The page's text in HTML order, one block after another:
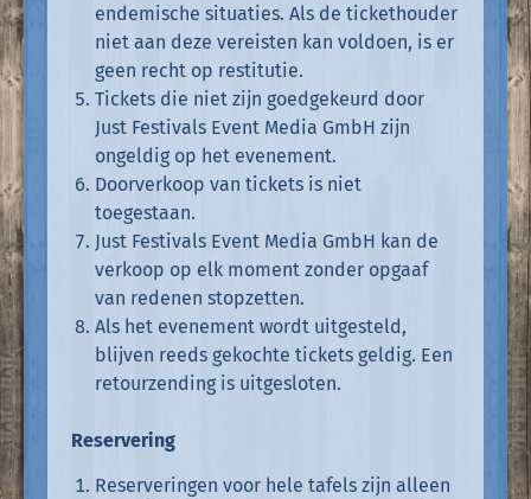
endemische situaties. Als de tickethouder
niet aan deze vereisten kan voldoen, is er
geen recht op restitutie.
Tickets die niet zijn goedgekeurd door
Just Festivals Event Media GmbH zijn
ongeldig op het evenement.
Doorverkoop van tickets is niet
toegestaan.
Just Festivals Event Media GmbH kan de
verkoop op elk moment zonder opgaaf
van redenen stopzetten.
Als het evenement wordt uitgesteld,
blijven reeds gekochte tickets geldig. Een
retourzending is uitgesloten.
Reservering
Reserveringen voor hele tafels zijn alleen